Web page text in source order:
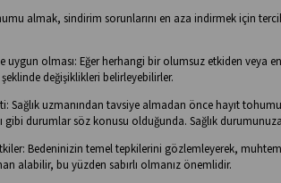
almak, sindirim sorunlarını en aza indirmek için
uygun olması: Eğer herhangi bir olumsuz etkiden veya
değişiklikleri belirleyebilirler.
Sağlık uzmanından tavsiye almadan önce hayıt
gibi durumlar söz konusu olduğunda. Sağlık
Bedeninizin temel tepkilerini gözlemleyerek,
alabilir, bu yüzden sabırlı olmanız önemlidir.